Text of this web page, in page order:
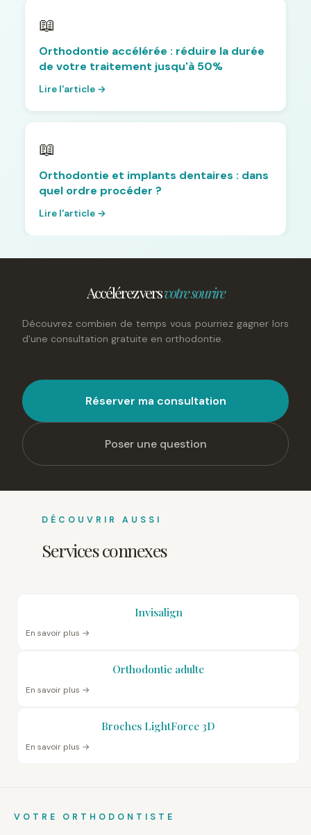
📖
Orthodontie accélérée : réduire la durée
de votre traitement jusqu'à 50%
Lire l'article →
📖
Orthodontie et implants dentaires : dans
quel ordre procéder ?
Lire l'article →
Accélérez versvotre sourire
Découvrez combien de temps vous pourriez gagner lors
d'une consultation gratuite en orthodontie.
Réserver ma consultation
Poser une question
DÉCOUVRIR AUSSI
Services connexes
Invisalign
En savoir plus →
Orthodontie adulte
En savoir plus →
Broches LightForce 3D
En savoir plus →
VOTRE ORTHODONTISTE